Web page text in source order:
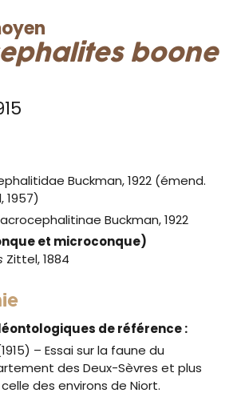
boone
Buckman, 1922 (émend.
1957)
Buckman, 1922
et microconque)
Zittel, 1884
de référence :
(1915) – Essai sur la faune du
des Deux-Sèvres et plus
des environs de Niort.